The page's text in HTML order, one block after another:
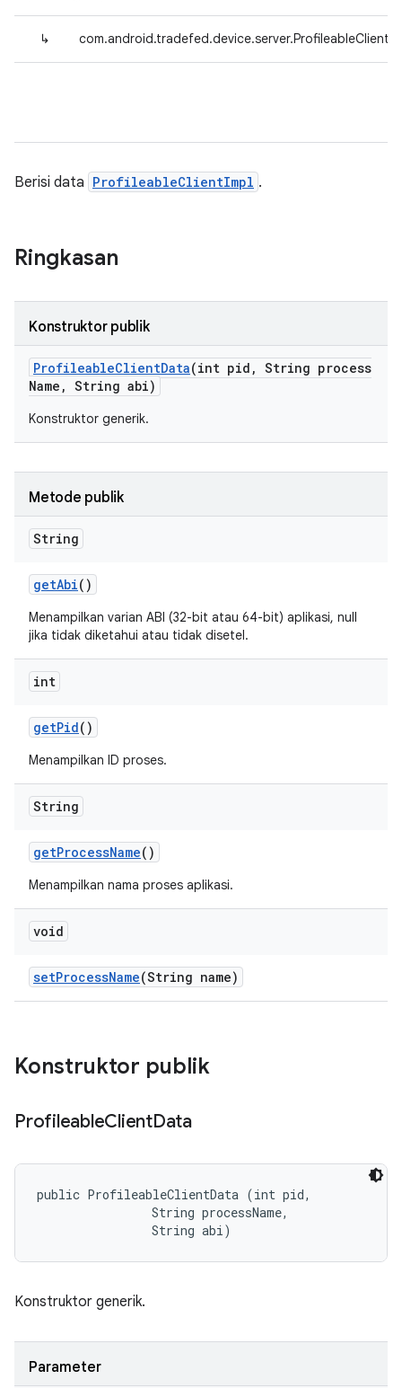
↳
Berisi data ProfileableClientImpl .
Ringkasan
Konstruktor publik
ProfileableClientData(int pid , String process
Name , String abi)
Konstruktor generik.
Metode publik
String
getAbi()
Menampilkan varian ABI (32-bit atau 64-bit) aplikasi, null
jika tidak diketahui atau tidak disetel.
int
getPid()
Menampilkan ID proses.
String
getProcessName()
Menampilkan nama proses aplikasi.
void
setProcessName(String name)
Konstruktor publik
ProfileableClientData
public ProfileableClientData (int pid,
                String processName,
                String abi)
Konstruktor generik.
Parameter